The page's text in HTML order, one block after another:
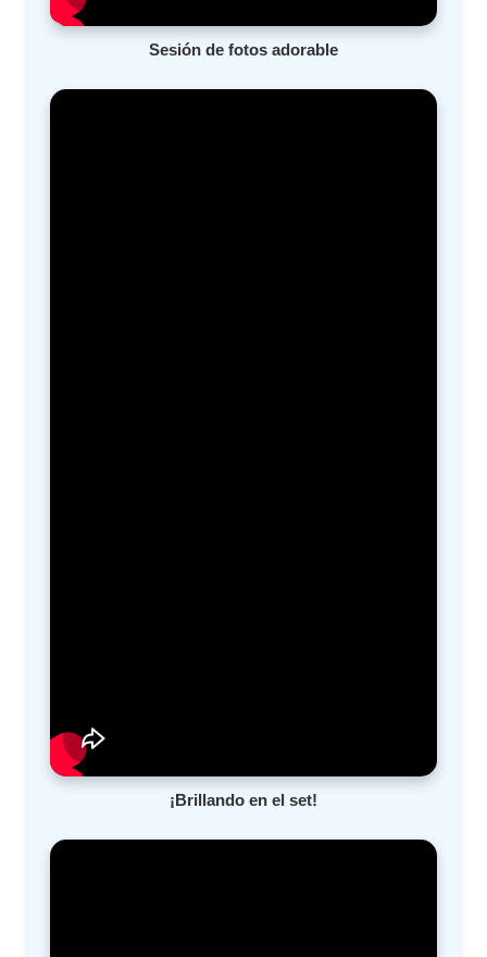
Sesión de fotos adorable
¡Brillando en el set!